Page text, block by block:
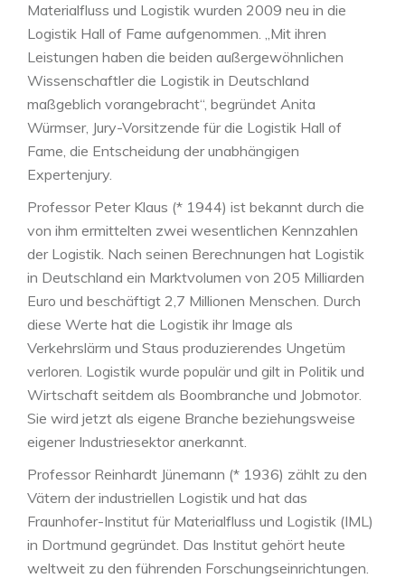
Materialfluss und Logistik wurden 2009 neu in die
Logistik Hall of Fame aufgenommen. „Mit ihren
Leistungen haben die beiden außergewöhnlichen
Wissenschaftler die Logistik in Deutschland
maßgeblich vorangebracht“, begründet Anita
Würmser, Jury-Vorsitzende für die Logistik Hall of
Fame, die Entscheidung der unabhängigen
Expertenjury.
Professor Peter Klaus (* 1944) ist bekannt durch die
von ihm ermittelten zwei wesentlichen Kennzahlen
der Logistik. Nach seinen Berechnungen hat Logistik
in Deutschland ein Marktvolumen von 205 Milliarden
Euro und beschäftigt 2,7 Millionen Menschen. Durch
diese Werte hat die Logistik ihr Image als
Verkehrslärm und Staus produzierendes Ungetüm
verloren. Logistik wurde populär und gilt in Politik und
Wirtschaft seitdem als Boombranche und Jobmotor.
Sie wird jetzt als eigene Branche beziehungsweise
eigener Industriesektor anerkannt.
Professor Reinhardt Jünemann (* 1936) zählt zu den
Vätern der industriellen Logistik und hat das
Fraunhofer-Institut für Materialfluss und Logistik (IML)
in Dortmund gegründet. Das Institut gehört heute
weltweit zu den führenden Forschungseinrichtungen.